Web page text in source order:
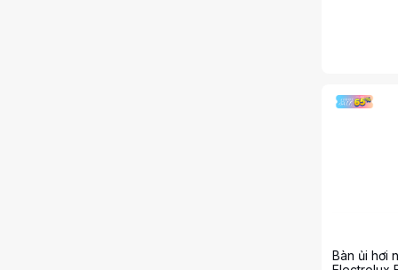
Bàn ủi hơi